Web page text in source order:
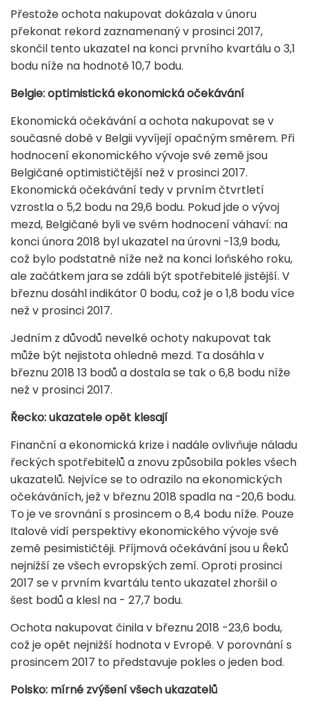
Přestože ochota nakupovat dokázala v únoru
překonat rekord zaznamenaný v prosinci 2017,
skončil tento ukazatel na konci prvního kvartálu o 3,1
bodu níže na hodnotě 10,7 bodu.
Belgie: optimistická ekonomická očekávání
Ekonomická očekávání a ochota nakupovat se v
současné době v Belgii vyvíjejí opačným směrem. Při
hodnocení ekonomického vývoje své země jsou
Belgičané optimističtější než v prosinci 2017.
Ekonomická očekávání tedy v prvním čtvrtletí
vzrostla o 5,2 bodu na 29,6 bodu. Pokud jde o vývoj
mezd, Belgičané byli ve svém hodnocení váhaví: na
konci února 2018 byl ukazatel na úrovni -13,9 bodu,
což bylo podstatně níže než na konci loňského roku,
ale začátkem jara se zdáli být spotřebitelé jistější. V
březnu dosáhl indikátor 0 bodu, což je o 1,8 bodu více
než v prosinci 2017.
Jedním z důvodů nevelké ochoty nakupovat tak
může být nejistota ohledně mezd. Ta dosáhla v
březnu 2018 13 bodů a dostala se tak o 6,8 bodu níže
než v prosinci 2017.
Řecko: ukazatele opět klesají
Finanční a ekonomická krize i nadále ovlivňuje náladu
řeckých spotřebitelů a znovu způsobila pokles všech
ukazatelů. Nejvíce se to odrazilo na ekonomických
očekáváních, jež v březnu 2018 spadla na -20,6 bodu.
To je ve srovnání s prosincem o 8,4 bodu níže. Pouze
Italové vidí perspektivy ekonomického vývoje své
země pesimističtěji. Příjmová očekávání jsou u Řeků
nejnižší ze všech evropských zemí. Oproti prosinci
2017 se v prvním kvartálu tento ukazatel zhoršil o
šest bodů a klesl na - 27,7 bodu.
Ochota nakupovat činila v březnu 2018 -23,6 bodu,
což je opět nejnižší hodnota v Evropě. V porovnání s
prosincem 2017 to představuje pokles o jeden bod.
Polsko: mírné zvýšení všech ukazatelů